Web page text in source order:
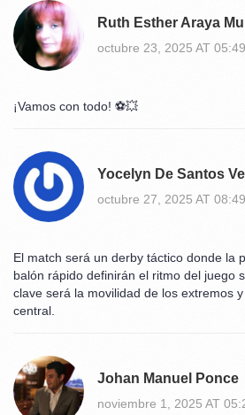
Ruth Esther Araya
octubre 23, 2025 AT 05:49
¡Vamos con todo! ⚽️💥
Yocelyn De Santos
octubre 27, 2025 AT 08:49
El match será un derby táctico donde la
balón rápido definirán el ritmo del juego
clave será la movilidad de los extremos
central.
Johan Manuel Ponce
noviembre 1, 2025 AT